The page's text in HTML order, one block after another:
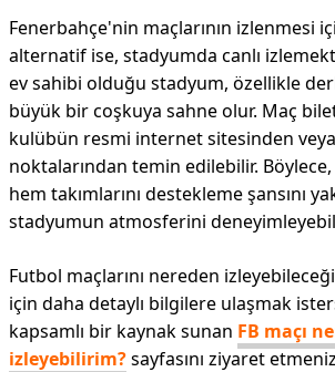
Fenerbahçe'nin maçlarının izlenmesi
alternatif ise, stadyumda canlı
ev sahibi olduğu stadyum, özellikle
büyük bir coşkuya sahne olur. Maç
kulübün resmi internet sitesinden
noktalarından temin edilebilir.
hem takımlarını destekleme şansını
stadyumun atmosferini
Futbol maçlarını nereden
için daha detaylı bilgilere ulaşmak
kapsamlı bir kaynak sunan FB maçı
izleyebilirim?sayfasını ziyaret